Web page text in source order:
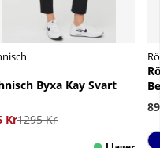
Byxa Kay Svart
Kr1295 Kr